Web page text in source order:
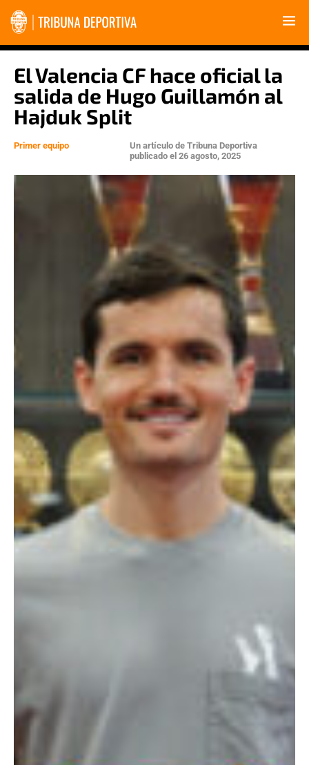
El Valencia CF hace oficial la
salida de Hugo Guillamón al
Hajduk Split
Primer equipo Un artículo de Tribuna Deportiva
publicado el 26 agosto, 2025